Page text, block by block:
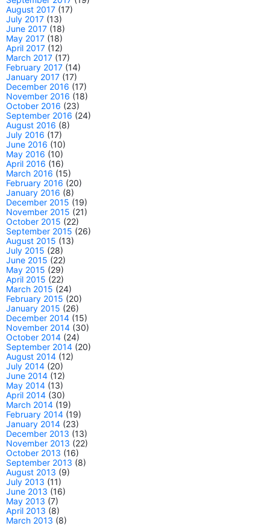
August 2017 (17)
July 2017 (13)
June 2017 (18)
May 2017 (18)
April 2017 (12)
March 2017 (17)
February 2017 (14)
January 2017 (17)
December 2016 (17)
November 2016 (18)
October 2016 (23)
September 2016 (24)
August 2016 (8)
July 2016 (17)
June 2016 (10)
May 2016 (10)
April 2016 (16)
March 2016 (15)
February 2016 (20)
January 2016 (8)
December 2015 (19)
November 2015 (21)
October 2015 (22)
September 2015 (26)
August 2015 (13)
July 2015 (28)
June 2015 (22)
May 2015 (29)
April 2015 (22)
March 2015 (24)
February 2015 (20)
January 2015 (26)
December 2014 (15)
November 2014 (30)
October 2014 (24)
September 2014 (20)
August 2014 (12)
July 2014 (20)
June 2014 (12)
May 2014 (13)
April 2014 (30)
March 2014 (19)
February 2014 (19)
January 2014 (23)
December 2013 (13)
November 2013 (22)
October 2013 (16)
September 2013 (8)
August 2013 (9)
July 2013 (11)
June 2013 (16)
May 2013 (7)
April 2013 (8)
March 2013 (8)